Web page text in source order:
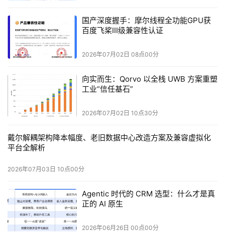
↑荣耀MagicBook 14，采用酷睿Ultra 5 336H处理器，
32GB RAM, 1TB SSD；1.39kg的重量，是为了在同配机型
中更追求性能释放；
下，8核CPU + 4核Xe iGPU规格的Panther Lake，原本有
机会在保证各环节利润的情况下覆盖更低价位的笔记本（这
与OEM对采用小die版Panther Lake的整机产品定位及其
涨价潮则让该系芯片的价格优势变得不再明显（考虑如
小米笔记本Pro 14这样的产品，相同主板即可兼容上述3种
325芯片的型号价格吸引力变得不再突出；即小die版彻底沦
为大die平台的"配置减档选项" ）。
这可能也是小die版Panther Lake今年显得没那么热门
国产深度握手：摩尔线程全功能GPU获
百度飞桨III级兼容性认证
2026年07月02日 08点00分
向实而生：Qorvo 以全栈 UWB 方案重塑
工业“信任基石”
2026年07月02日 10点30分
戴尔解耦架构降本幅度、老旧数据中心改造方案及兼容虚拟化
平台全解析
2026年07月03日 10点00分
Agentic 时代的 CRM 选型：什么才是真
正的 AI 原生
2026年06月26日 00点00分